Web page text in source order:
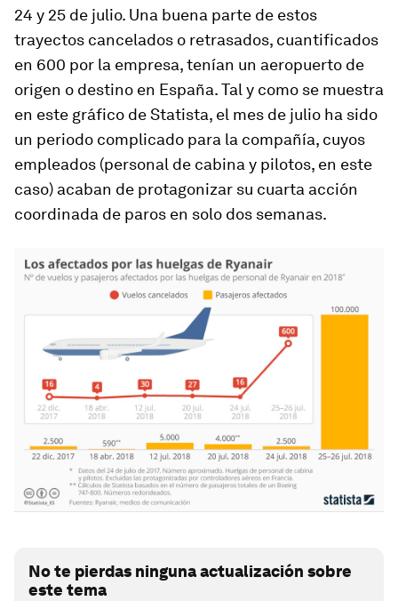
24 y 25 de julio. Una buena parte de estos
trayectos cancelados o retrasados, cuantificados
en 600 por la empresa, tenían un aeropuerto de
origen o destino en España. Tal y como se muestra
en este gráfico de Statista, el mes de julio ha sido
un periodo complicado para la compañía, cuyos
empleados (personal de cabina y pilotos, en este
caso) acaban de protagonizar su cuarta acción
coordinada de paros en solo dos semanas.
No te pierdas ninguna actualización sobre
este tema